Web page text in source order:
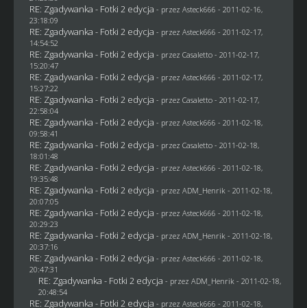
RE: Zgadywanka - Fotki 2 edycja - przez Asteck666 - 2011-02-16,
23:18:09
RE: Zgadywanka - Fotki 2 edycja - przez Asteck666 - 2011-02-17,
14:54:52
RE: Zgadywanka - Fotki 2 edycja - przez Casaletto- 2011-02-17,
15:20:47
RE: Zgadywanka - Fotki 2 edycja - przez Asteck666 - 2011-02-17,
15:27:22
RE: Zgadywanka - Fotki 2 edycja - przez Casaletto- 2011-02-17,
22:58:04
RE: Zgadywanka - Fotki 2 edycja - przez Asteck666 - 2011-02-18,
09:58:41
RE: Zgadywanka - Fotki 2 edycja - przez Casaletto- 2011-02-18,
18:01:48
RE: Zgadywanka - Fotki 2 edycja - przez Asteck666 - 2011-02-18,
19:35:48
RE: Zgadywanka - Fotki 2 edycja - przez ADM_Henrik - 2011-02-18,
20:07:05
RE: Zgadywanka - Fotki 2 edycja - przez Asteck666 - 2011-02-18,
20:29:23
RE: Zgadywanka - Fotki 2 edycja - przez ADM_Henrik - 2011-02-18,
20:37:16
RE: Zgadywanka - Fotki 2 edycja - przez Asteck666 - 2011-02-18,
20:47:31
RE: Zgadywanka - Fotki 2 edycja - przez ADM_Henrik - 2011-02-18,
20:48:54
RE: Zgadywanka - Fotki 2 edycja - przez Asteck666 - 2011-02-18,